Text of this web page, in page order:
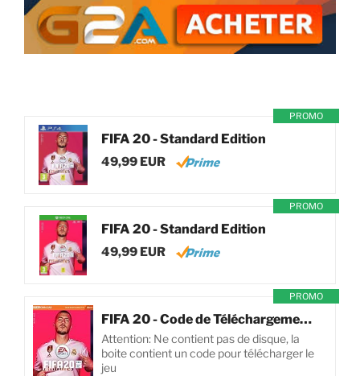
PROMO
FIFA 20 - Standard Edition
49,99 EUR
PROMO
FIFA 20 - Standard Edition
49,99 EUR
PROMO
FIFA 20 - Code de Téléchargement pour PC
Attention: Ne contient pas de disque, la
boite contient un code pour télécharger le
jeu